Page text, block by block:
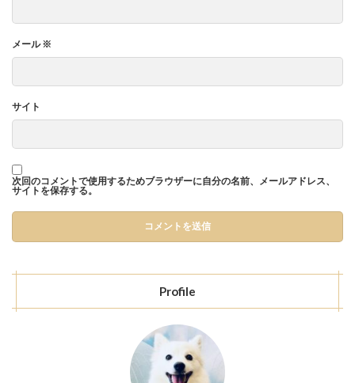
メール※
サイト
次回のコメントで使用するためブラウザーに自分の名前、メールアドレス、
サイトを保存する。
Profile